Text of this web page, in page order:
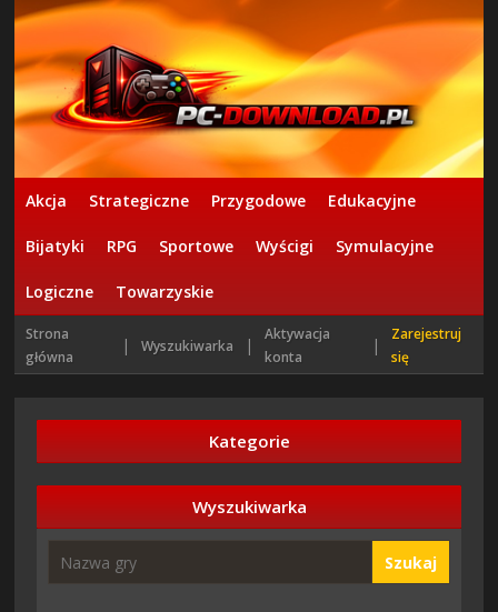
Akcja Strategiczne Przygodowe Edukacyjne
Bijatyki RPG Sportowe Wyścigi Symulacyjne
Logiczne Towarzyskie
Strona
główna
| Wyszukiwarka |
Aktywacja
konta
|
Zarejestruj
się
Kategorie
Wyszukiwarka
Szukaj